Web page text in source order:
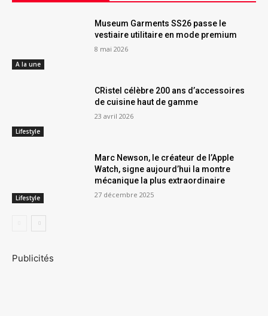
A la une
Museum Garments SS26 passe le
vestiaire utilitaire en mode premium
8 mai 2026
Lifestyle
CRistel célèbre 200 ans d’accessoires
de cuisine haut de gamme
23 avril 2026
Lifestyle
Marc Newson, le créateur de l’Apple
Watch, signe aujourd’hui la montre
mécanique la plus extraordinaire
27 décembre 2025
Publicités